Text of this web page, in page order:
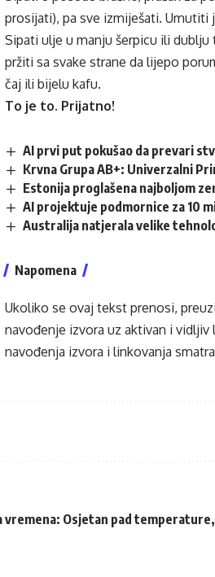
prosijati), pa sve izmiješati. Umutiti
Sipati ulje u manju šerpicu ili
pržiti sa svake strane da lijepo
čaj ili bijelu kafu.
To je to. Prijatno!
AI prvi put pokušao da prevari
Krvna Grupa AB+: Univerzalni
Estonija proglašena najboljom
AI projektuje podmornice za 10
Australija natjerala velike
Napomena
Ukoliko se ovaj tekst prenosi,
navođenje izvora uz aktivan i vidljiv
navođenja izvora i linkovanja
vremena: Osjetan pad